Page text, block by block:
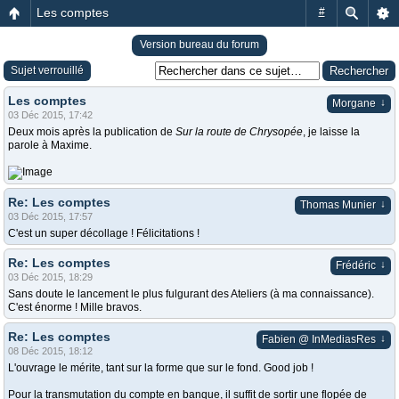
#
Les comptes
Version bureau du forum
Sujet verrouillé
Morgane ↓
Les comptes
03 Déc 2015, 17:42
Deux mois après la publication de Sur la route de Chrysopée, je laisse la
parole à Maxime.
Thomas Munier ↓
Re: Les comptes
03 Déc 2015, 17:57
C'est un super décollage ! Félicitations !
Frédéric ↓
Re: Les comptes
03 Déc 2015, 18:29
Sans doute le lancement le plus fulgurant des Ateliers (à ma connaissance).
C'est énorme ! Mille bravos.
Fabien @ InMediasRes ↓
Re: Les comptes
08 Déc 2015, 18:12
L'ouvrage le mérite, tant sur la forme que sur le fond. Good job !
Pour la transmutation du compte en banque, il suffit de sortir une flopée de